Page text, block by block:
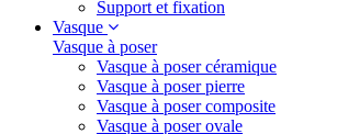
Support et fixation
Vasque
Vasque à poser
Vasque à poser céramique
Vasque à poser pierre
Vasque à poser composite
Vasque à poser ovale